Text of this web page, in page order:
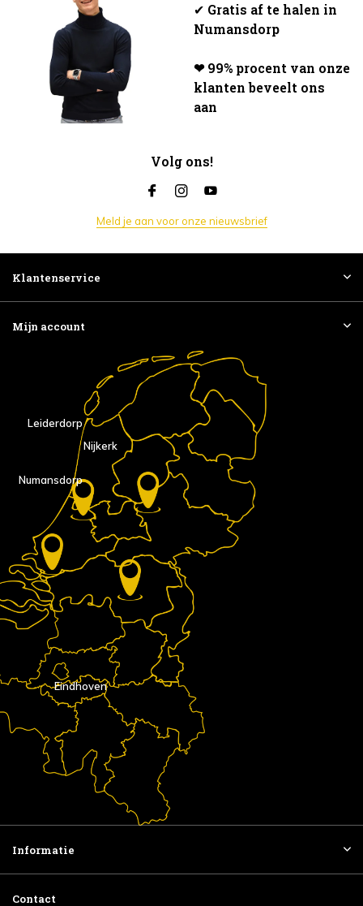
✔ Gratis af te halen in
Numansdorp
❤ 99% procent van onze
klanten beveelt ons
aan
Volg ons!
Meld je aan voor onze nieuwsbrief
Klantenservice
Mijn account
Eindhoven
Nijkerk
Numansdorp
Leiderdorp
Informatie
Contact